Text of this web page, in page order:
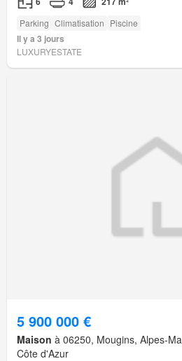
Parking Climatisation Piscine
Il y a 3 jours
LUXURYESTATE
5 900 000 €
Maison à 06250, Mougins, Alpes-
Côte d'Azur